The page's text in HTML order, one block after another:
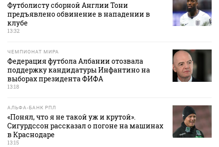
Футболисту сборной Англии Тони
предъявлено обвинение в нападении в
клубе
13:32
ЧЕМПИОНАТ МИРА
Федерация футбола Албании отозвала
поддержку кандидатуры Инфантино на
выборах президента ФИФА
13:18
АЛЬФА-БАНК РПЛ
«Понял, что я не такой уж и крутой».
Сигурдссон рассказал о погоне на машинах
в Краснодаре
13:15